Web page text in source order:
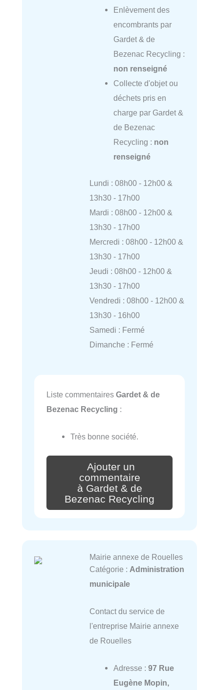
Enlèvement des
encombrants par
Gardet & de
Bezenac Recycling :
non renseigné
Collecte d'objet ou
déchets pris en
charge par Gardet &
de Bezenac
Recycling : non
renseigné
Lundi : 08h00 - 12h00 &
13h30 - 17h00
Mardi : 08h00 - 12h00 &
13h30 - 17h00
Mercredi : 08h00 - 12h00 &
13h30 - 17h00
Jeudi : 08h00 - 12h00 &
13h30 - 17h00
Vendredi : 08h00 - 12h00 &
13h30 - 16h00
Samedi : Fermé
Dimanche : Fermé
Liste commentaires Gardet & de
Bezenac Recycling :
Très bonne société.
Ajouter un
commentaire
à Gardet & de
Bezenac Recycling
Mairie annexe de Rouelles
Catégorie : Administration
municipale
Contact du service de
l'entreprise Mairie annexe
de Rouelles
Adresse : 97 Rue
Eugène Mopin,